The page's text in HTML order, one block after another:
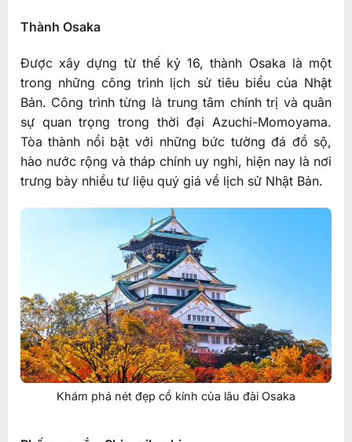
Thành Osaka
Được xây dựng từ thế kỷ 16, thành Osaka là một
trong những công trình lịch sử tiêu biểu của Nhật
Bản. Công trình từng là trung tâm chính trị và quân
sự quan trọng trong thời đại Azuchi-Momoyama.
Tòa thành nổi bật với những bức tường đá đồ sộ,
hào nước rộng và tháp chính uy nghi, hiện nay là nơi
trưng bày nhiều tư liệu quý giá về lịch sử Nhật Bản.
Khám phá nét đẹp cổ kính của lâu đài Osaka